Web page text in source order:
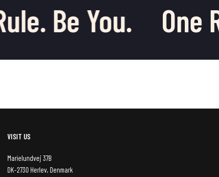
Be You. One
VISIT US
Marielundvej 37B
DK-2730 Herlev, Denmark